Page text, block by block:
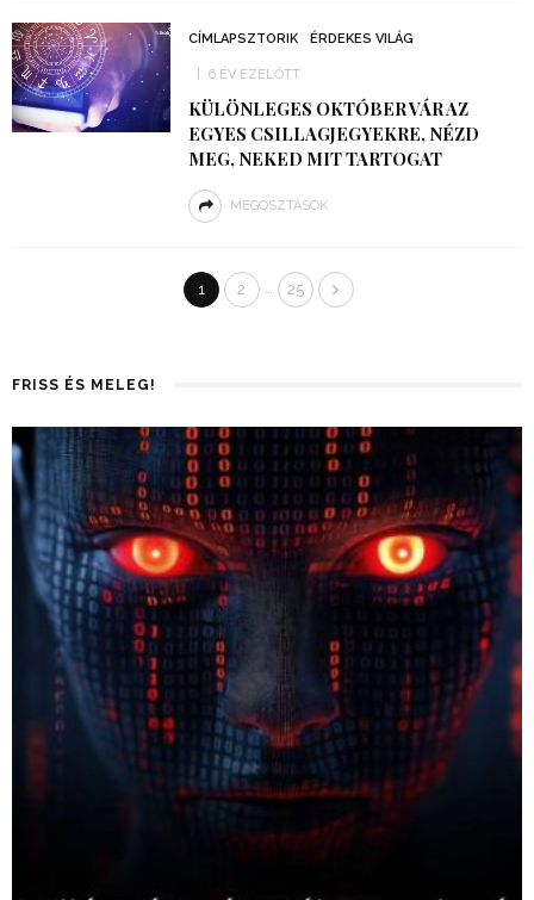
CÍMLAPSZTORIK ÉRDEKES VILÁG
6 ÉV EZELŐTT
KÜLÖNLEGES OKTÓBER VÁR AZ
EGYES CSILLAGJEGYEKRE, NÉZD
MEG, NEKED MIT TARTOGAT
MEGOSZTÁSOK
1 2 … 25
FRISS ÉS MELEG!